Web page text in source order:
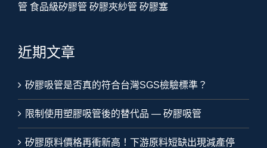
管 食品級矽膠管 矽膠夾紗管 矽膠塞
近期文章
矽膠吸管是否真的符合台灣SGS檢驗標準？
限制使用塑膠吸管後的替代品 — 矽膠吸管
矽膠原料價格再衝新高！下游原料短缺出現減產停